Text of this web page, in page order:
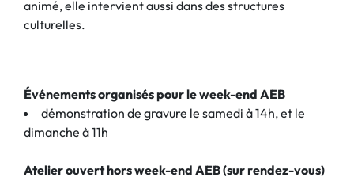
animé, elle intervient aussi dans des structures
culturelles.
Événements organisés pour le week-end AEB
démonstration de gravure le samedi à 14h, et le
dimanche à 11h
Atelier ouvert hors week-end AEB (sur rendez-vous)